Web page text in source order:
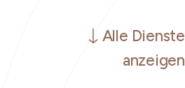
Alle Dienste
anzeigen